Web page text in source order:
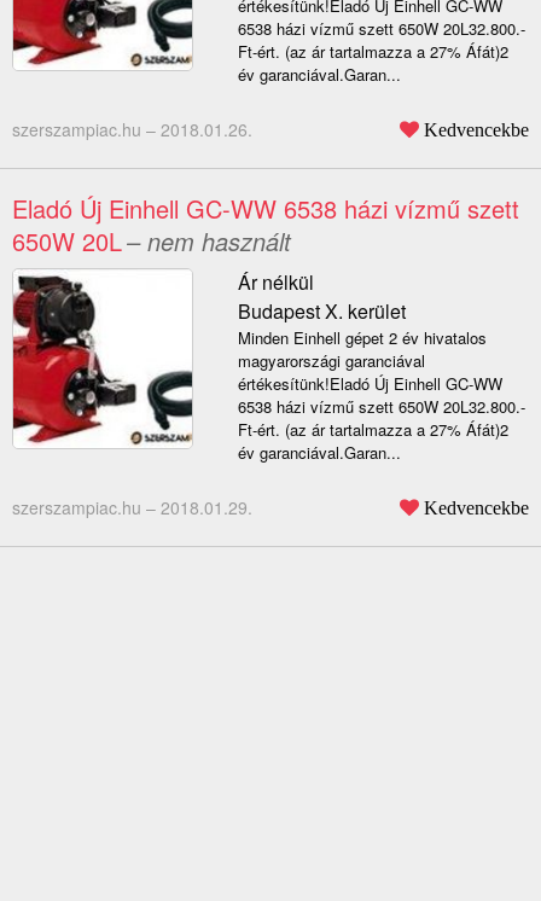
értékesítünk!Eladó Új Einhell GC-WW
6538 házi vízmű szett 650W 20L32.800.-
Ft-ért. (az ár tartalmazza a 27% Áfát)2
év garanciával.Garan...
szerszampiac.hu – 2018.01.26. Kedvencekbe
Eladó Új Einhell GC-WW 6538 házi vízmű szett
650W 20L– nem használt
Ár nélkül
Budapest X. kerület
Minden Einhell gépet 2 év hivatalos
magyarországi garanciával
értékesítünk!Eladó Új Einhell GC-WW
6538 házi vízmű szett 650W 20L32.800.-
Ft-ért. (az ár tartalmazza a 27% Áfát)2
év garanciával.Garan...
szerszampiac.hu – 2018.01.29. Kedvencekbe